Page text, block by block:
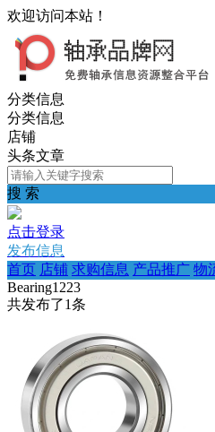
欢迎访问本站！
分类信息
分类信息
店铺
头条文章
搜 索
点击登录
发布信息
首页 店铺 求购信息 产品推广 物
Bearing1223
共发布了1条